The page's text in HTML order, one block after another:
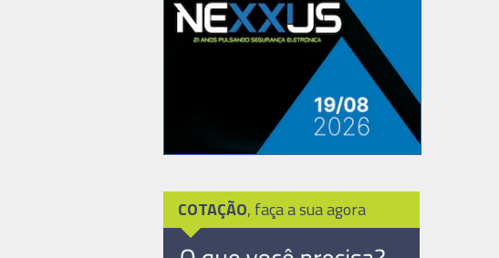
COTAÇÃO, faça a sua agora